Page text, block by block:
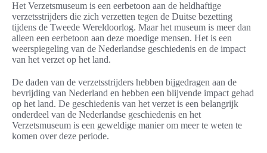
Het Verzetsmuseum is een eerbetoon aan de heldhaftige
verzetsstrijders die zich verzetten tegen de Duitse bezetting
tijdens de Tweede Wereldoorlog. Maar het museum is meer dan
alleen een eerbetoon aan deze moedige mensen. Het is een
weerspiegeling van de Nederlandse geschiedenis en de impact
van het verzet op het land.
De daden van de verzetsstrijders hebben bijgedragen aan de
bevrijding van Nederland en hebben een blijvende impact gehad
op het land. De geschiedenis van het verzet is een belangrijk
onderdeel van de Nederlandse geschiedenis en het
Verzetsmuseum is een geweldige manier om meer te weten te
komen over deze periode.